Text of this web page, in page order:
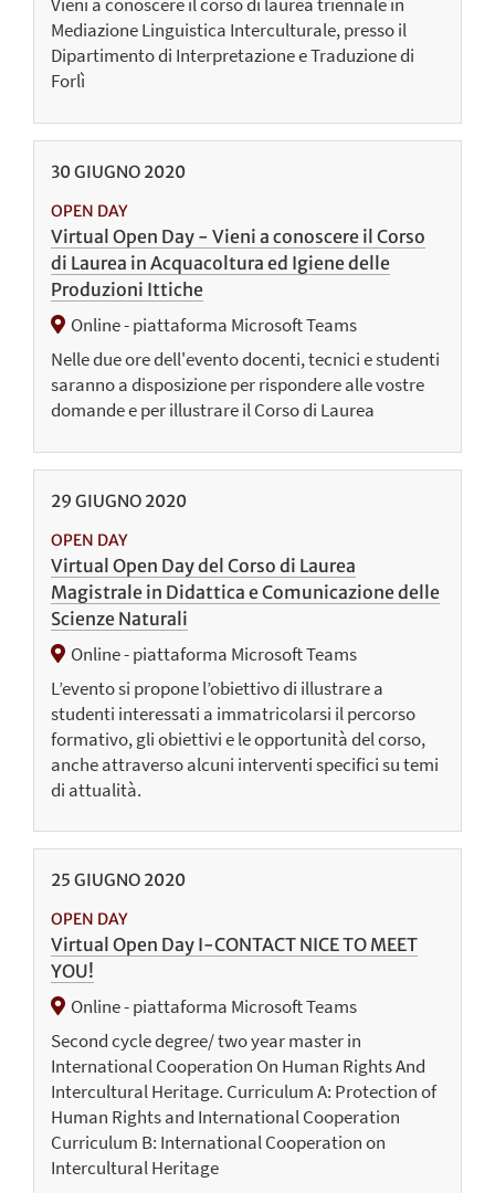
Mediazione Linguistica Interculturale, presso il
Dipartimento di Interpretazione e Traduzione di
Forlì
30GIUGNO 2020
OPEN DAY
Virtual Open Day - Vieni a conoscere il Corso
di Laurea in Acquacoltura ed Igiene delle
Produzioni Ittiche
Online - piattaforma Microsoft Teams
Nelle due ore dell'evento docenti, tecnici e studenti
saranno a disposizione per rispondere alle vostre
domande e per illustrare il Corso di Laurea
29 GIUGNO 2020
OPEN DAY
Virtual Open Day del Corso di Laurea
Magistrale in Didattica e Comunicazione delle
Scienze Naturali
Online - piattaforma Microsoft Teams
L’evento si propone l’obiettivo di illustrare a
studenti interessati a immatricolarsi il percorso
formativo, gli obiettivi e le opportunità del corso,
anche attraverso alcuni interventi specifici su temi
di attualità.
25 GIUGNO 2020
OPEN DAY
Virtual Open Day I-CONTACT NICE TO MEET
YOU!
Online - piattaforma Microsoft Teams
Second cycle degree/ two year master in
International Cooperation On Human Rights And
Intercultural Heritage. Curriculum A: Protection of
Human Rights and International Cooperation
Curriculum B: International Cooperation on
Intercultural Heritage